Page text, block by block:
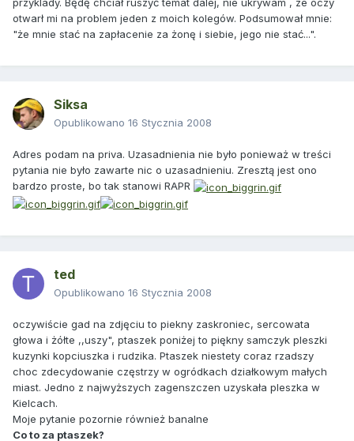
przyklady. Będę chciał ruszyć temat dalej, nie ukrywam , ze oczy
otwarł mi na problem jeden z moich kolegów. Podsumował mnie:
"że mnie stać na zapłacenie za żonę i siebie, jego nie stać...".
Siksa
Opublikowano 16 Stycznia 2008
Adres podam na priva. Uzasadnienia nie było ponieważ w treści
pytania nie było zawarte nic o uzasadnieniu. Zresztą jest ono
bardzo proste, bo tak stanowi RAPR
ted
Opublikowano 16 Stycznia 2008
oczywiście gad na zdjęciu to piekny zaskroniec, sercowata
głowa i żółte ,,uszy", ptaszek poniżej to piękny samczyk pleszki
kuzynki kopciuszka i rudzika. Ptaszek niestety coraz rzadszy
choc zdecydowanie częstrzy w ogródkach działkowym małych
miast. Jedno z najwyższych zagenszczen uzyskała pleszka w
Kielcach.
Moje pytanie pozornie również banalne
Co to za ptaszek?